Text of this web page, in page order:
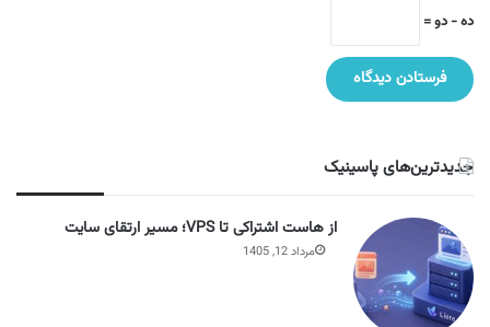
ده − دو =
جدیدترین‌های پاسینیک
از هاست اشتراکی تا VPS؛ مسیر ارتقای سایت
مرداد 12, 1405